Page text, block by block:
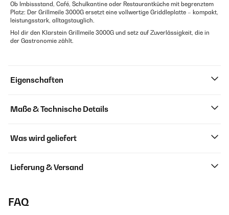
Ob Imbissstand, Café, Schulkantine oder Restaurantküche mit begrenztem
Platz: Der Grillmeile 3000G ersetzt eine vollwertige Griddleplatte – kompakt,
leistungsstark, alltagstauglich.
Hol dir den Klarstein Grillmeile 3000G und setz auf Zuverlässigkeit, die in
der Gastronomie zählt.
Eigenschaften
Maße & Technische Details
Was wird geliefert
Lieferung & Versand
FAQ